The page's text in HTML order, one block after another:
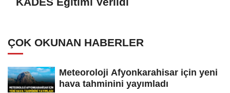
ÇOK OKUNAN HABERLER
Meteoroloji Afyonkarahisar için yeni
hava tahminini yayımladı